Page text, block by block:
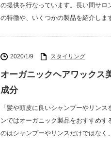
の提供を行なっています。長い間サ
の特徴や、いくつかの製品を紹介し
2020/1/9 スタイリング
オーガニックヘアワックス
成分
「髪や頭皮に良いシャンプーやリン
ンではオーガニック製品をおすすめ
のはシャンプーやリンスだけではな